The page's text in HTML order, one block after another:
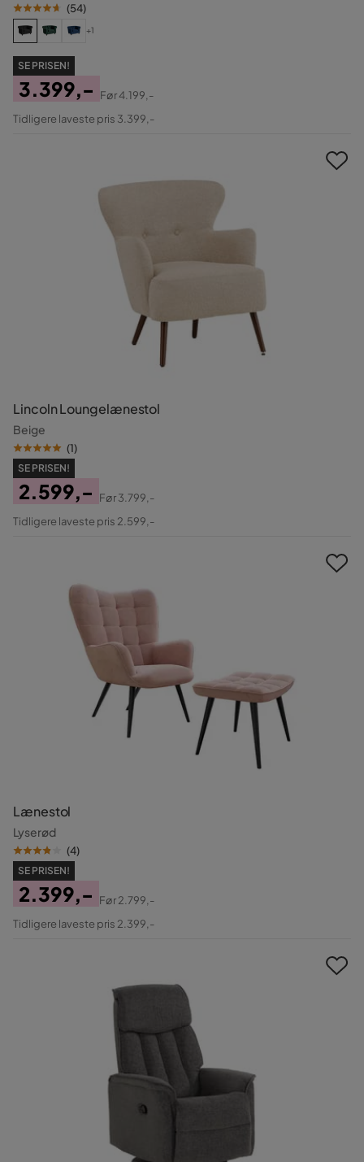
(54)
+1
SE PRISEN!
Pris
3.399,-
Original
Før4.199,-
Tidligere laveste pris 3.399,-
Lincoln Loungelænestol
Beige
(1)
SE PRISEN!
Pris
2.599,-
Original
Før3.799,-
Tidligere laveste pris 2.599,-
Lænestol
Lyserød
(4)
SE PRISEN!
Pris
2.399,-
Original
Før2.799,-
Tidligere laveste pris 2.399,-